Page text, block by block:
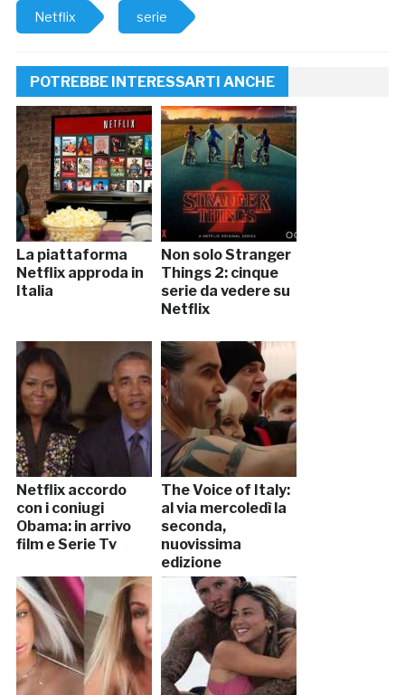
Netflix serie
POTREBBE INTERESSARTI ANCHE
La piattaforma
Netflix approda in
Italia
Non solo Stranger
Things 2: cinque
serie da vedere su
Netflix
Netflix accordo
con i coniugi
Obama: in arrivo
film e Serie Tv
The Voice of Italy:
al via mercoledì la
seconda,
nuovissima
edizione